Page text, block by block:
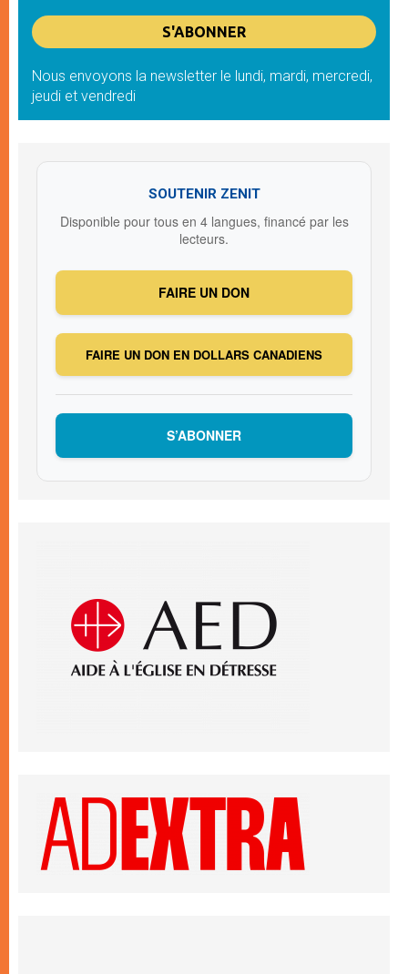
Nous envoyons la newsletter le lundi, mardi, mercredi,
jeudi et vendredi
SOUTENIR ZENIT
Disponible pour tous en 4 langues, financé par les
lecteurs.
FAIRE UN DON
FAIRE UN DON EN DOLLARS CANADIENS
S’ABONNER